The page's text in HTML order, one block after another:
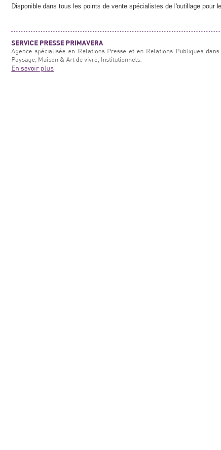
Disponible dans tous les points de vente spécialistes de l'outillage pour
SERVICE PRESSE PRIMAVERA
Agence spécialisée en Relations Presse et en Relations Publiques
Paysage, Maison & Art de vivre, Institutionnels.
En savoir plus